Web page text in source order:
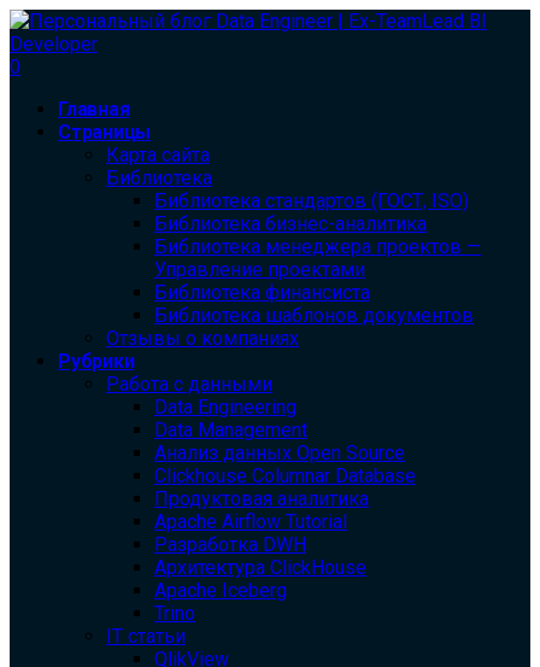
0
Главная
Страницы
Карта сайта
Библиотека
Библиотека cтандартов (ГОСТ, ISO)
Библиотека бизнес-аналитика
Библиотека менеджера проектов —
Управление проектами
Библиотека финансиста
Библиотека шаблонов документов
Отзывы о компаниях
Рубрики
Работа с данными
Data Engineering
Data Management
Анализ данных Open Source
Clickhouse Columnar Database
Продуктовая аналитика
Apache Airflow Tutorial
Разработка DWH
Архитектура ClickHouse
Apache Iceberg
Trino
IT статьи
QlikView